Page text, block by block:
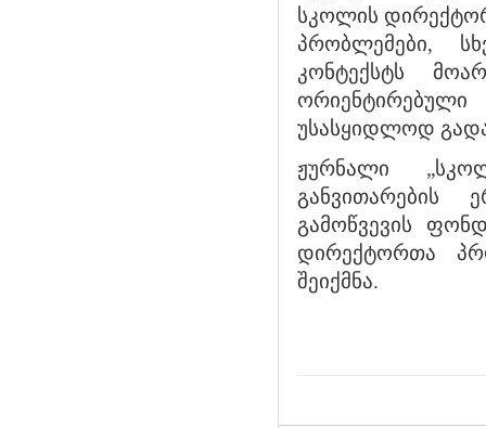
სკოლის
პრობლემები,
კონტექსტს
უსასყიდლოდ
ჟურნალი
განვითარების
გამოწვევის
დირექტორთა
შეიქმნა.